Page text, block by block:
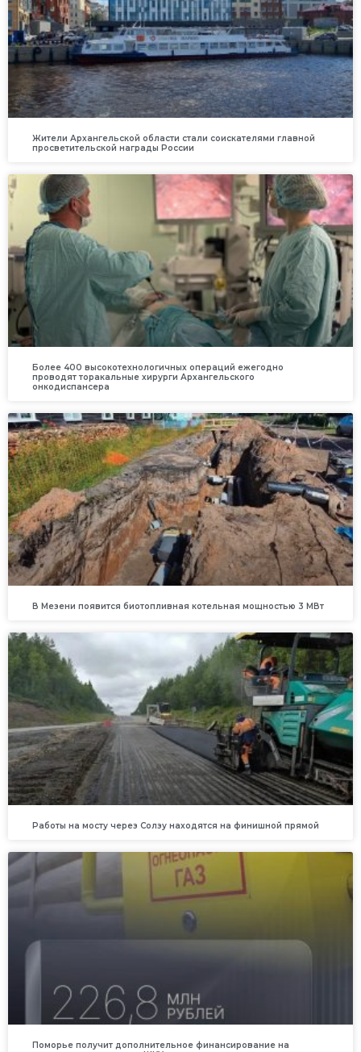
Жители Архангельской области стали соискателями главной
просветительской награды России
Более 400 высокотехнологичных операций ежегодно
проводят торакальные хирурги Архангельского
онкодиспансера
В Мезени появится биотопливная котельная мощностью 3 МВт
Работы на мосту через Солзу находятся на финишной прямой
Поморье получит дополнительное финансирование на